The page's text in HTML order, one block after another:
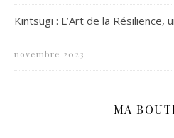
Kintsugi : L’Art de la Résilience,
novembre 2023
MA